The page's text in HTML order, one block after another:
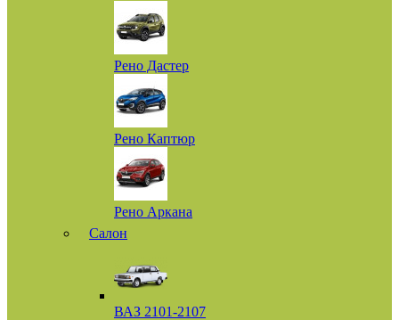
Рено Дастер
Рено Каптюр
Рено Аркана
Салон
ВАЗ 2101-2107